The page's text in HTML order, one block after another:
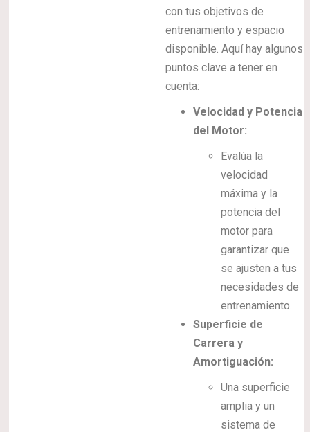
con tus objetivos de
entrenamiento y espacio
disponible. Aquí hay algunos
puntos clave a tener en
cuenta:
Velocidad y Potencia
del Motor:
Evalúa la
velocidad
máxima y la
potencia del
motor para
garantizar que
se ajusten a tus
necesidades de
entrenamiento.
Superficie de
Carrera y
Amortiguación:
Una superficie
amplia y un
sistema de